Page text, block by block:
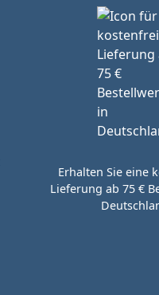
Erhalten Sie eine
Lieferung ab 75 €